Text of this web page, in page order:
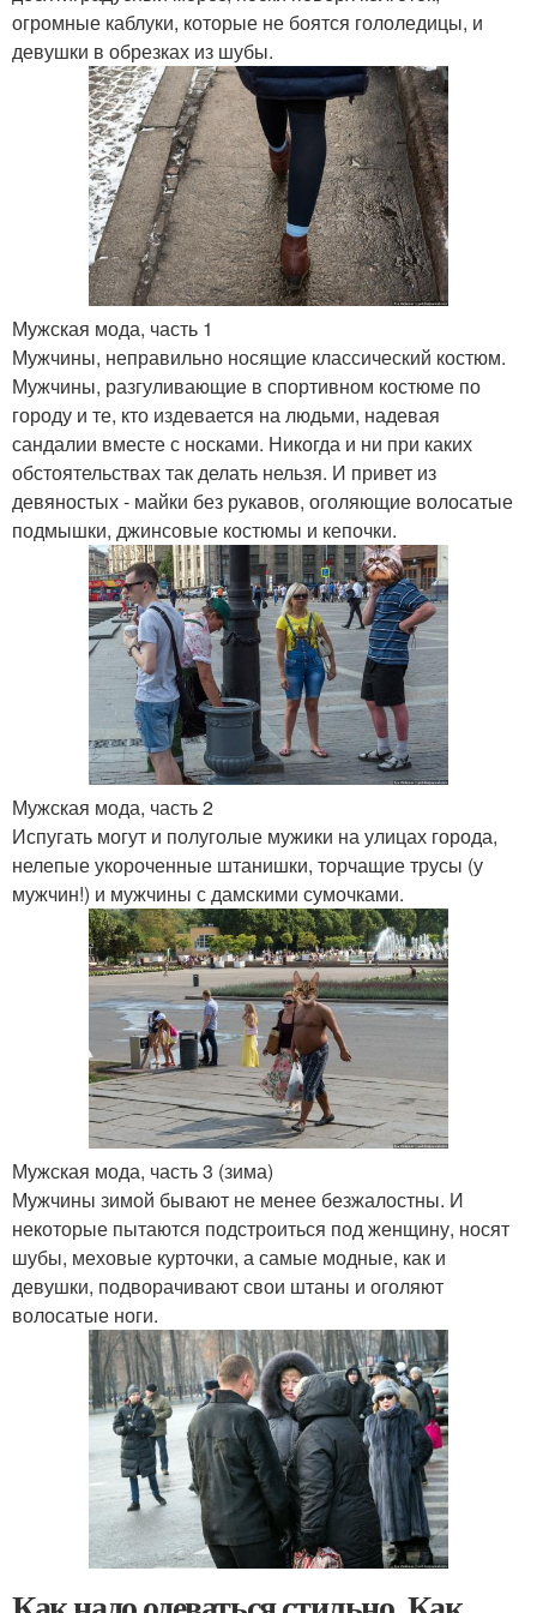
огромные каблуки, которые не боятся гололедицы, и
девушки в обрезках из шубы.
Мужская мода, часть 1
Мужчины, неправильно носящие классический костюм.
Мужчины, разгуливающие в спортивном костюме по
городу и те, кто издевается на людьми, надевая
сандалии вместе с носками. Никогда и ни при каких
обстоятельствах так делать нельзя. И привет из
девяностых - майки без рукавов, оголяющие волосатые
подмышки, джинсовые костюмы и кепочки.
Мужская мода, часть 2
Испугать могут и полуголые мужики на улицах города,
нелепые укороченные штанишки, торчащие трусы (у
мужчин!) и мужчины с дамскими сумочками.
Мужская мода, часть 3 (зима)
Мужчины зимой бывают не менее безжалостны. И
некоторые пытаются подстроиться под женщину, носят
шубы, меховые курточки, а самые модные, как и
девушки, подворачивают свои штаны и оголяют
волосатые ноги.